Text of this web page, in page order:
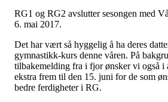
RG1 og RG2 avslutter sesongen med
6. mai 2017.
Det har vært så hyggelig å ha deres
gymnastikk-kurs denne våren. På
tilbakemelding fra i fjor ønsker vi også
ekstra frem til den 15. juni for de som
bedre ferdigheter i RG.